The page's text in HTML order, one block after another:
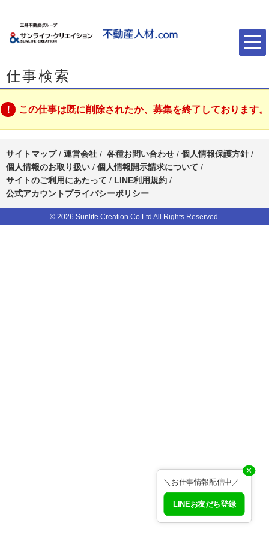
仕事検索
この仕事は既に削除されたか、募集を終了しております。
サイトマップ/ 運営会社 / 各種お問い合わせ / 個人情報保護方針 /
個人情報のお取り扱い / 個人情報開示請求について /
サイトのご利用にあたって / LINE利用規約 /
公式アカウントプライバシーポリシー
✕
＼お仕事情報配信中／
LINEお友だち登録
© 2026 Sunlife Creation Co.Ltd All Rights Reserved.